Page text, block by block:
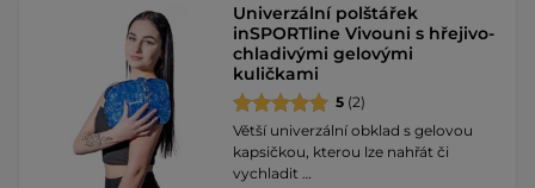
Univerzální polštářek
inSPORTline Vivouni s hřejivo-
chladivými gelovými
kuličkami
5 (2)
Větší univerzální obklad s gelovou
kapsičkou, kterou lze nahřát či
vychladit …